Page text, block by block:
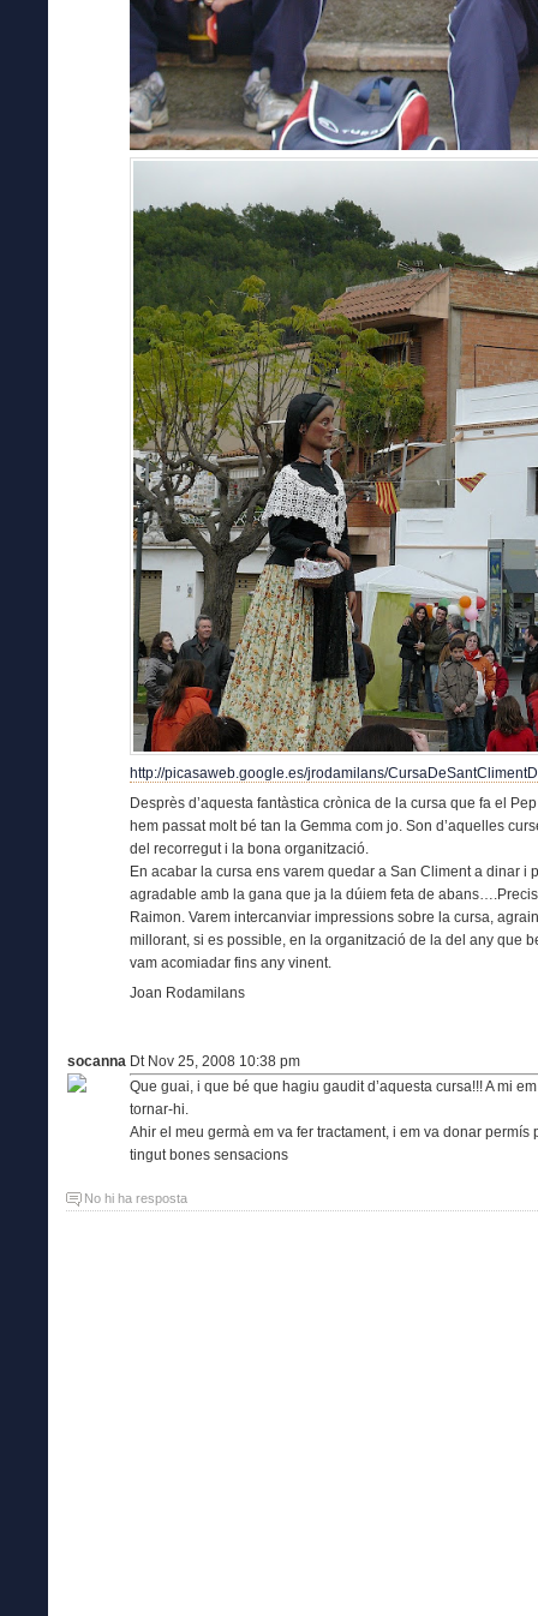
http://picasaweb.google.es/jrodamilans/
Desprès d’aquesta fantàstica crònica de la cursa que fa el
hem passat molt bé tan la Gemma com jo. Son d’aquelles
del recorregut i la bona organització.
En acabar la cursa ens varem quedar a San Climent a dinar
agradable amb la gana que ja la dúiem feta de
Raimon. Varem intercanviar impressions sobre la cursa,
millorant, si es possible, en la organització de la del any que
vam acomiadar fins any vinent.
Joan Rodamilans
socanna Dt Nov 25, 2008 10:38 pm
Que guai, i que bé que hagiu gaudit d’aquesta cursa!!! A mi
tornar-hi.
Ahir el meu germà em va fer tractament, i em va donar
tingut bones sensacions
No hi ha resposta